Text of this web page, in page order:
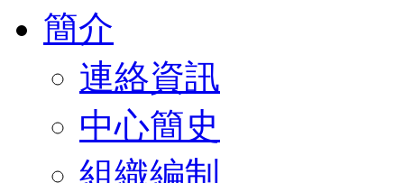
簡介
連絡資訊
中心簡史
組織編制